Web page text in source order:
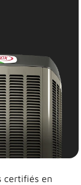
certifiés en